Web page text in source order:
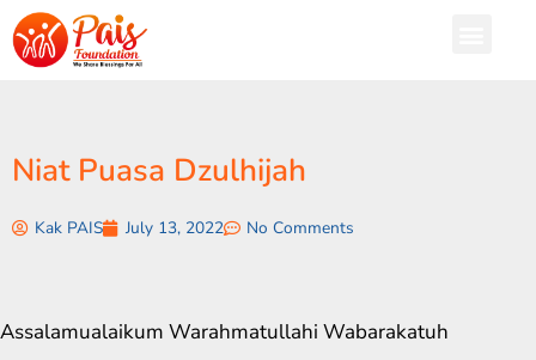
Niat Puasa Dzulhijah
Kak PAIS July 13, 2022 No Comments
Assalamualaikum Warahmatullahi Wabarakatuh